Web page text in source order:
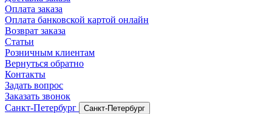
Оплата заказа
Оплата банковской картой онлайн
Возврат заказа
Статьи
Розничным клиентам
Вернуться обратно
Контакты
Задать вопрос
Заказать звонок
Санкт-Петербург
Санкт-Петербург